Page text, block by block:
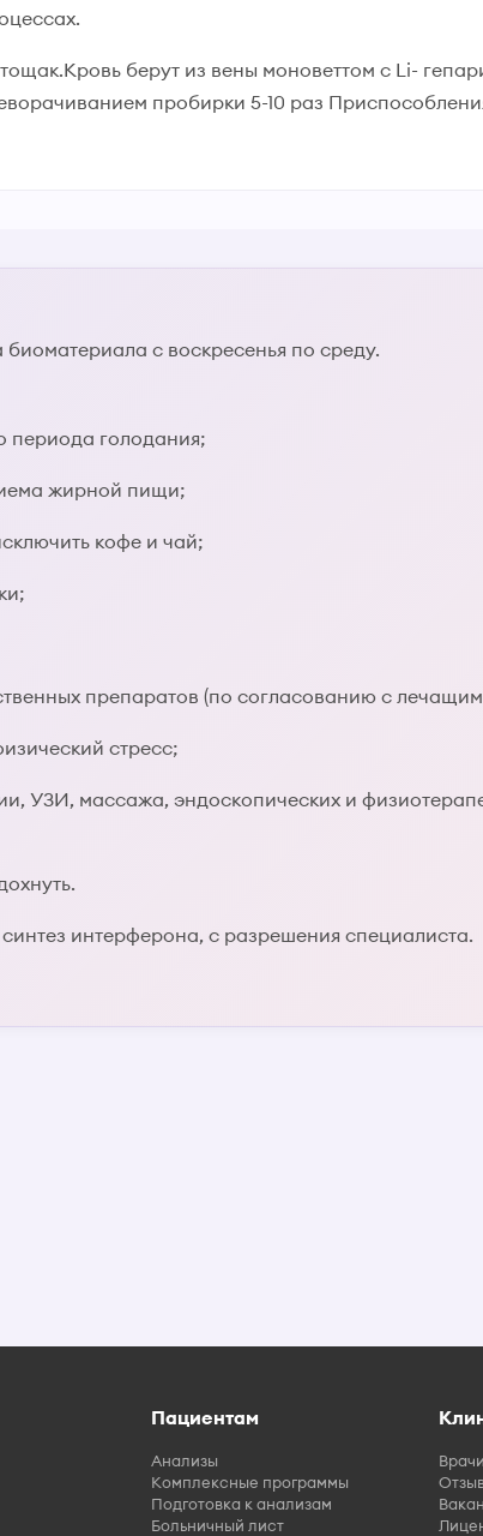
берут из вены моноветтом с Li-
пробирки 5-10 раз
с воскресенья по среду.
периода голодания;
жирной пищи;
кофе и чай;
препаратов (по согласованию с
стресс;
УЗИ, массажа, эндоскопических и
интерферона, с разрешения специалиста.
Пациентам
Анализы
Комплексные программы
Подготовка к анализам
Больничный лист
Врачи